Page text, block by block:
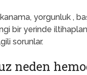
yorgunluk ,
bir yerinde
sorunlar.
neden